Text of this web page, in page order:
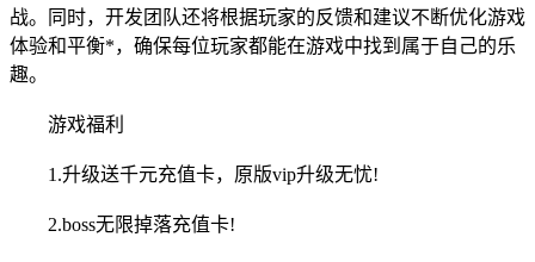
战。同时，开发团队还将根据玩家的反馈和建议不断优化游戏
体验和平衡*，确保每位玩家都能在游戏中找到属于自己的乐
趣。
游戏福利
1.升级送千元充值卡，原版vip升级无忧!
2.boss无限掉落充值卡!